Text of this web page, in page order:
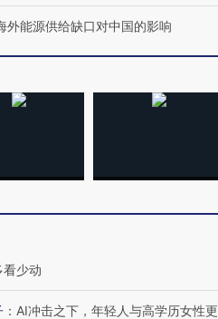
7万
外能源供给缺口对中国的影响
看少动
： AI冲击之下，年轻人与高学历女性更